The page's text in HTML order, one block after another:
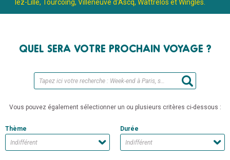
lez-Lille, Tourcoing, Villeneuve d'Ascq, Wattrelos et Wingles.
QUEL SERA VOTRE PROCHAIN VOYAGE ?
Vous pouvez également sélectionner un ou plusieurs critères ci-dessous :
Thème Durée